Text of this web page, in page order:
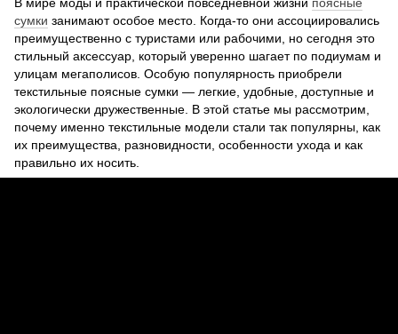
сумки занимают особое место. Когда-то они ассоциировались
преимущественно с туристами или рабочими, но сегодня это
стильный аксессуар, который уверенно шагает по подиумам и
улицам мегаполисов. Особую популярность приобрели
текстильные поясные сумки — легкие, удобные, доступные и
экологически дружественные. В этой статье мы рассмотрим,
почему именно текстильные модели стали так популярны, как
их преимущества, разновидности, особенности ухода и как
правильно их носить.